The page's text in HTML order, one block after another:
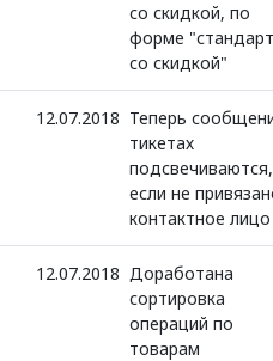
со скидкой, по
форме
со скидкой"
12.07.2018 Теперь
тикетах
подсвечиваются,
если не
контактное лицо
12.07.2018 Доработана
сортировка
операций по
товарам